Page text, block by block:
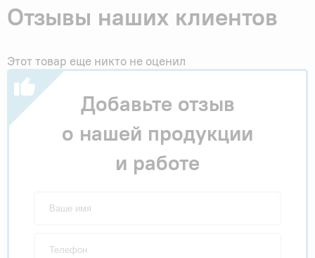
Отзывы наших клиентов
Этот товар еще никто не оценил
Добавьте отзыв
о нашей продукции
и работе